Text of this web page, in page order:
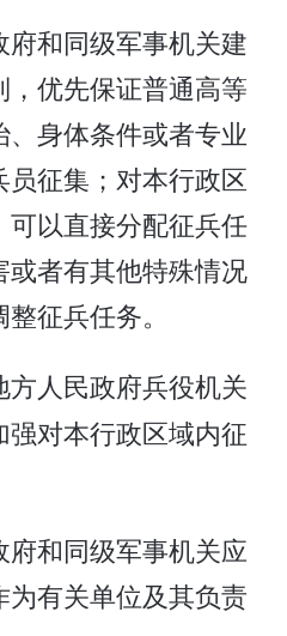
和同级军事机关建
优先保证普通高等
身体条件或者专业
征集；对本行政区
以直接分配征兵任
者有其他特殊情况
征兵任务。
人民政府兵役机关
对本行政区域内征
和同级军事机关应
有关单位及其负责